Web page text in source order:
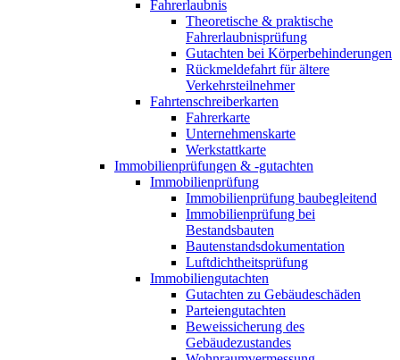
Fahrerlaubnis
Theoretische & praktische
Fahrerlaubnisprüfung
Gutachten bei Körperbehinderungen
Rückmeldefahrt für ältere
Verkehrsteilnehmer
Fahrtenschreiberkarten
Fahrerkarte
Unternehmenskarte
Werkstattkarte
Immobilienprüfungen & -gutachten
Immobilienprüfung
Immobilienprüfung baubegleitend
Immobilienprüfung bei
Bestandsbauten
Bautenstandsdokumentation
Luftdichtheitsprüfung
Immobiliengutachten
Gutachten zu Gebäudeschäden
Parteiengutachten
Beweissicherung des
Gebäudezustandes